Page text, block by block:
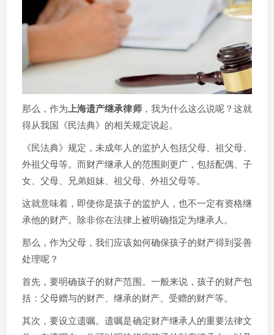
那么，作为上海遗产继承律师，我为什么这么说呢？这就
得从我国《民法典》的相关规定说起。
《民法典》规定，未成年人的监护人包括父母、祖父母、
外祖父母等。而财产继承人的范围则更广，包括配偶、子
女、父母、兄弟姐妹、祖父母、外祖父母等。
这就意味着，即使你是孩子的监护人，也不一定有资格继
承他的财产。除非你在法律上被明确指定为继承人。
那么，作为父母，我们应该如何确保孩子的财产得到妥善
处理呢？
首先，要明确孩子的财产范围。一般来说，孩子的财产包
括：父母赠与的财产、继承的财产、受赠的财产等。
其次，要设立遗嘱。遗嘱是确定财产继承人的重要法律文